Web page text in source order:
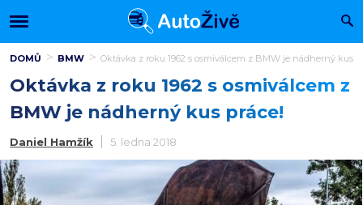
DOMŮ BMW Oktávka z roku 1962 s osmiválcem z BMW je nádherný kus
Oktávka z roku 1962 s osmiválcem z
BMW je nádherný kus práce!
Daniel Hamžík 5. ledna 2018